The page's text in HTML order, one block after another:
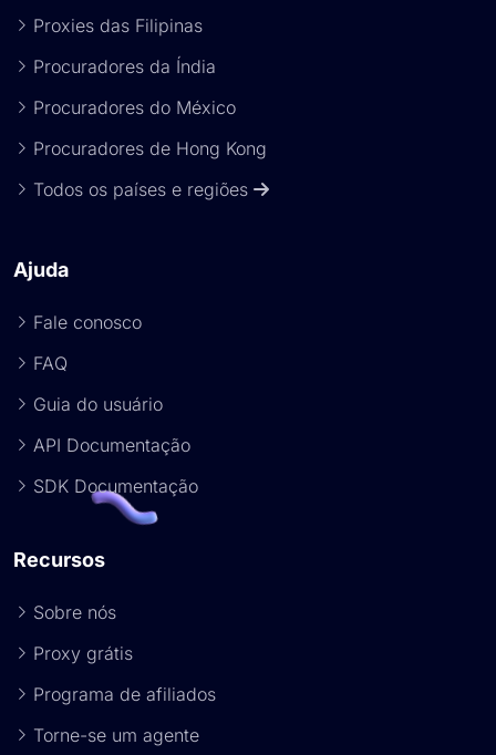
Proxies das Filipinas
Procuradores da Índia
Procuradores do México
Procuradores de Hong Kong
Todos os países e regiões
Ajuda
Fale conosco
FAQ
Guia do usuário
API Documentação
SDK Documentação
Recursos
Sobre nós
Proxy grátis
Programa de afiliados
Torne-se um agente